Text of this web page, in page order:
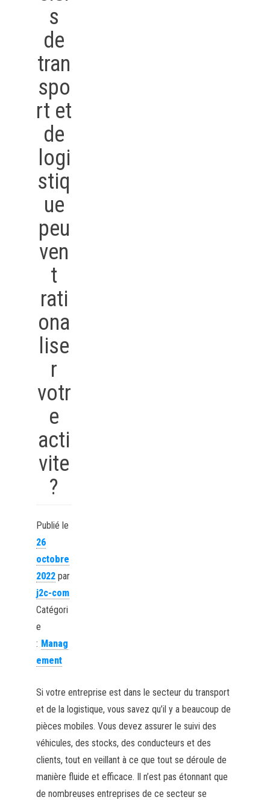
s
de
tran
spo
rt et
de
logi
stiq
ue
peu
ven
t
rati
ona
lise
r
votr
e
acti
vite
?
Publié le
26
octobre
2022par
j2c-com
Catégori
e
: Manag
ement
Si votre entreprise est dans le secteur du transport
et de la logistique, vous savez qu’il y a beaucoup de
pièces mobiles. Vous devez assurer le suivi des
véhicules, des stocks, des conducteurs et des
clients, tout en veillant à ce que tout se déroule de
manière fluide et efficace. Il n’est pas étonnant que
de nombreuses entreprises de ce secteur se